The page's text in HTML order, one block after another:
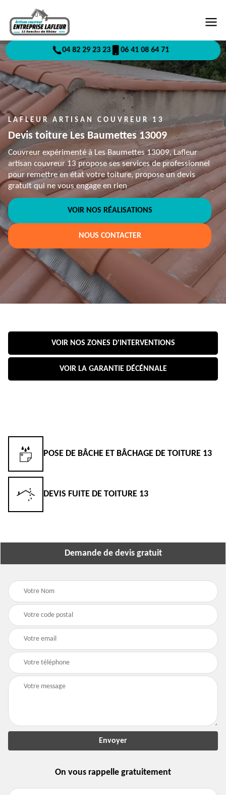
04 82 29 23 23 06 41 08 64 71
LAFLEUR ARTISAN COUVREUR 13
Devis toiture Les Baumettes 13009
Couvreur expérimenté à Les Baumettes 13009, Lafleur
artisan couvreur 13 propose ses services de professionnel
pour remettre en état votre toiture, propose un devis
gratuit qui ne vous engage en rien
VOIR NOS RÉALISATIONS
NOUS CONTACTER
VOIR NOS ZONES D'INTERVENTIONS
VOIR LA GARANTIE DÉCÉNNALE
POSE DE BÂCHE ET BÂCHAGE DE TOITURE 13
DEVIS FUITE DE TOITURE 13
Demande de devis gratuit
On vous rappelle gratuitement